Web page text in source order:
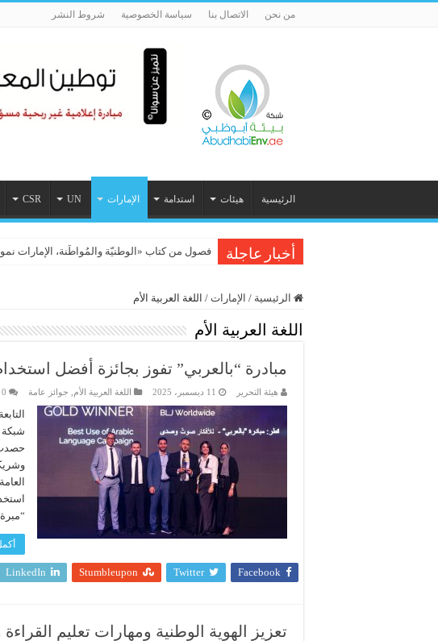
من نحن الاتصال بنا سياسة الخصوصية شروط النشر
الرئيسية هيئات استدامة الإمارات UN
CSR
أخبار عاجلة فصول من كتاب «الوطنيّة والمُواطَنة، الإمارات نموذجاً»
الرئيسية / الإمارات / اللغة العربية الأم
اللغة العربية الأم
مبادرة “بالعربي” تفوز بجائزة أفضل
هيئة التحرير 11 ديسمبر، 2025 اللغة العربية الأم جوائز عامة 0
حصدت
“مبرة 2025” المقام في …
Facebook
Twitter
Stumbleupon
LinkedIn
تعزيز الهوية الوطنية ومهارات تعليم القراءة